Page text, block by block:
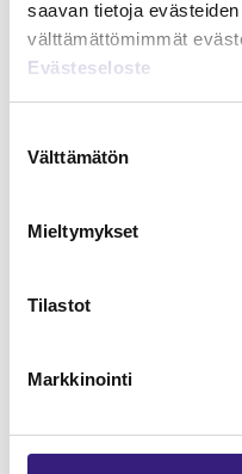
saavan tietoja
välttämättömimmät
Evästeseloste
valinta
Välttämätön
Mieltymykset
Tilastot
Markkinointi